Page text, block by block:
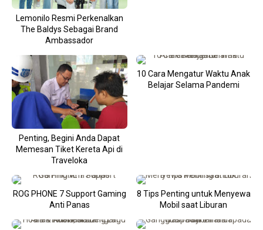
Lemonilo Resmi Perkenalkan
The Baldys Sebagai Brand
Ambassador
Penting, Begini Anda Dapat
Memesan Tiket Kereta Api di
Traveloka
10 Cara Mengatur Waktu Anak
Belajar Selama Pandemi
ROG PHONE 7 Support Gaming
Anti Panas
8 Tips Penting untuk Menyewa
Mobil saat Liburan